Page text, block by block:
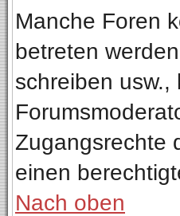
Manche Foren
betreten
schreiben
Zugangsrechte
einen
Nach oben